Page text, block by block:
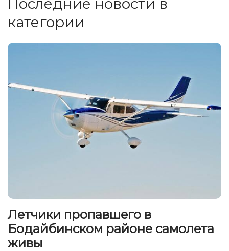
Последние новости в
категории
Летчики пропавшего в
Бодайбинском районе самолета
живы